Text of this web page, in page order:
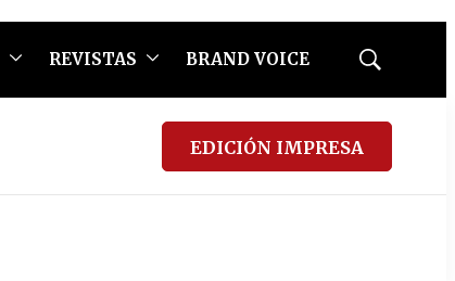
REVISTAS BRAND VOICE
Mostrar
EDICIÓN IMPRESA